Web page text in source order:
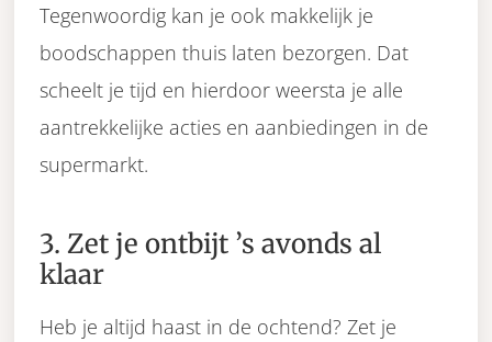
Tegenwoordig kan je ook makkelijk je
boodschappen thuis laten bezorgen. Dat
scheelt je tijd en hierdoor weersta je alle
aantrekkelijke acties en aanbiedingen in de
supermarkt.
3. Zet je ontbijt ’s avonds al
klaar
Heb je altijd haast in de ochtend? Zet je